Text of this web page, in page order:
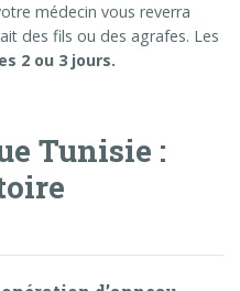
médecin vous reverra
des fils ou des agrafes. Les
2 ou 3 jours.
Tunisie :